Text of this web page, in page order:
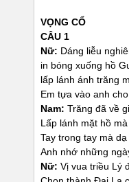
VỌNG CỔ
CÂU 1
Nữ: Dáng liễu
in bóng xuống hồ
lấp lánh ánh trăng
Em tựa vào anh
Nam: Trăng đã về
Lấp lánh mặt hồ
Tay trong tay mà
Anh nhớ những
Nữ: Vị vua triều Lý